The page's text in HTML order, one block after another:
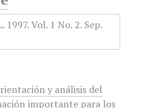
y análisis del
importante para los